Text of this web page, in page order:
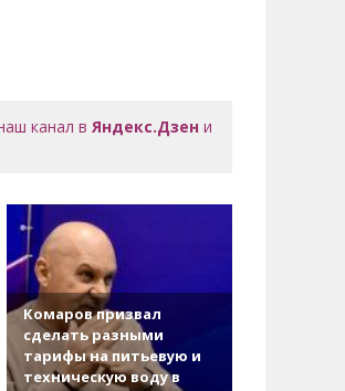
канал вЯндекс.Дзен и
Комаров призвал
сделать разными
тарифы на питьевую и
техническую воду в